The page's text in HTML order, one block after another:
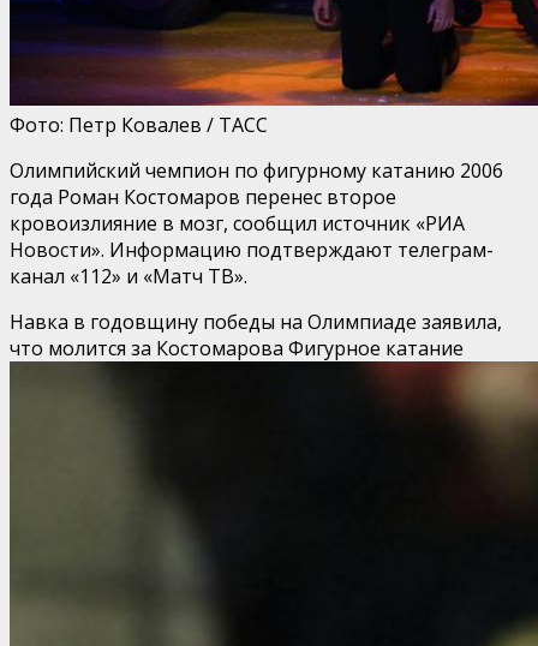
Фото: Петр Ковалев / ТАСС
Олимпийский чемпион по фигурному катанию 2006
года Роман Костомаров перенес второе
кровоизлияние в мозг, сообщил источник «РИА
Новости». Информацию подтверждают телеграм-
канал «112» и «Матч ТВ».
Навка в годовщину победы на Олимпиаде заявила,
что молится за Костомарова Фигурное катание